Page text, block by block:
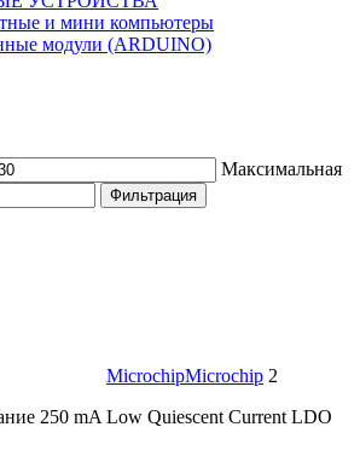
и мини компьютеры
модули (ARDUINO)
Максимальная
Фильтрация
MicrochipMicrochip 2
250 mA Low Quiescent Current LDO